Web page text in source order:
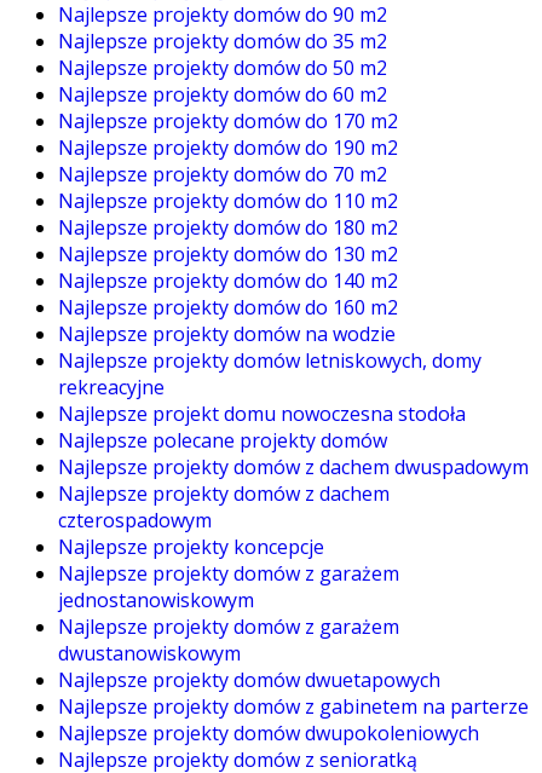
Najlepsze projekty domów do 90 m2
Najlepsze projekty domów do 35 m2
Najlepsze projekty domów do 50 m2
Najlepsze projekty domów do 60 m2
Najlepsze projekty domów do 170 m2
Najlepsze projekty domów do 190 m2
Najlepsze projekty domów do 70 m2
Najlepsze projekty domów do 110 m2
Najlepsze projekty domów do 180 m2
Najlepsze projekty domów do 130 m2
Najlepsze projekty domów do 140 m2
Najlepsze projekty domów do 160 m2
Najlepsze projekty domów na wodzie
Najlepsze projekty domów letniskowych, domy
rekreacyjne
Najlepsze projekt domu nowoczesna stodoła
Najlepsze polecane projekty domów
Najlepsze projekty domów z dachem dwuspadowym
Najlepsze projekty domów z dachem
czterospadowym
Najlepsze projekty koncepcje
Najlepsze projekty domów z garażem
jednostanowiskowym
Najlepsze projekty domów z garażem
dwustanowiskowym
Najlepsze projekty domów dwuetapowych
Najlepsze projekty domów z gabinetem na parterze
Najlepsze projekty domów dwupokoleniowych
Najlepsze projekty domów z senioratką